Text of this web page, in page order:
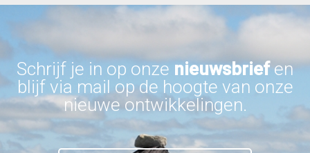
Schrijf je in op onze nieuwsbriefen
blijf via mail op de hoogte van onze
nieuwe ontwikkelingen.